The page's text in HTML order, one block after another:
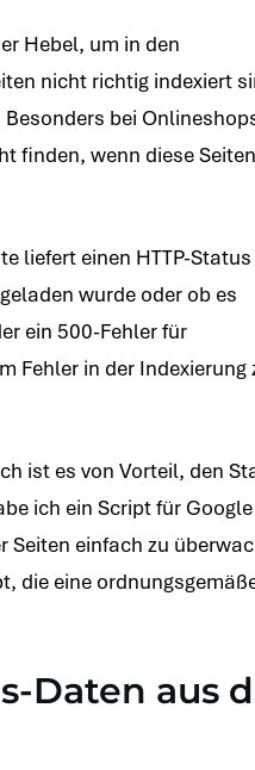
Hebel, um in den
nicht richtig indexiert
bei
finden, wenn diese
liefert einen HTTP-
wurde oder ob es
ein 500-Fehler für
Fehler in der Indexierung
ist es von Vorteil, den
ich ein Script für Google
einfach zu
die eine
Daten aus